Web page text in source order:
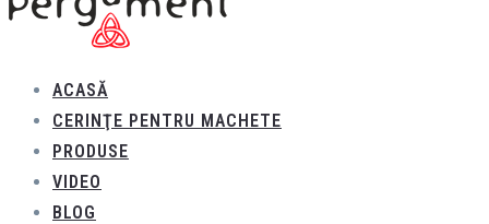
ACASĂ
CERINŢE PENTRU MACHETE
PRODUSE
VIDEO
BLOG